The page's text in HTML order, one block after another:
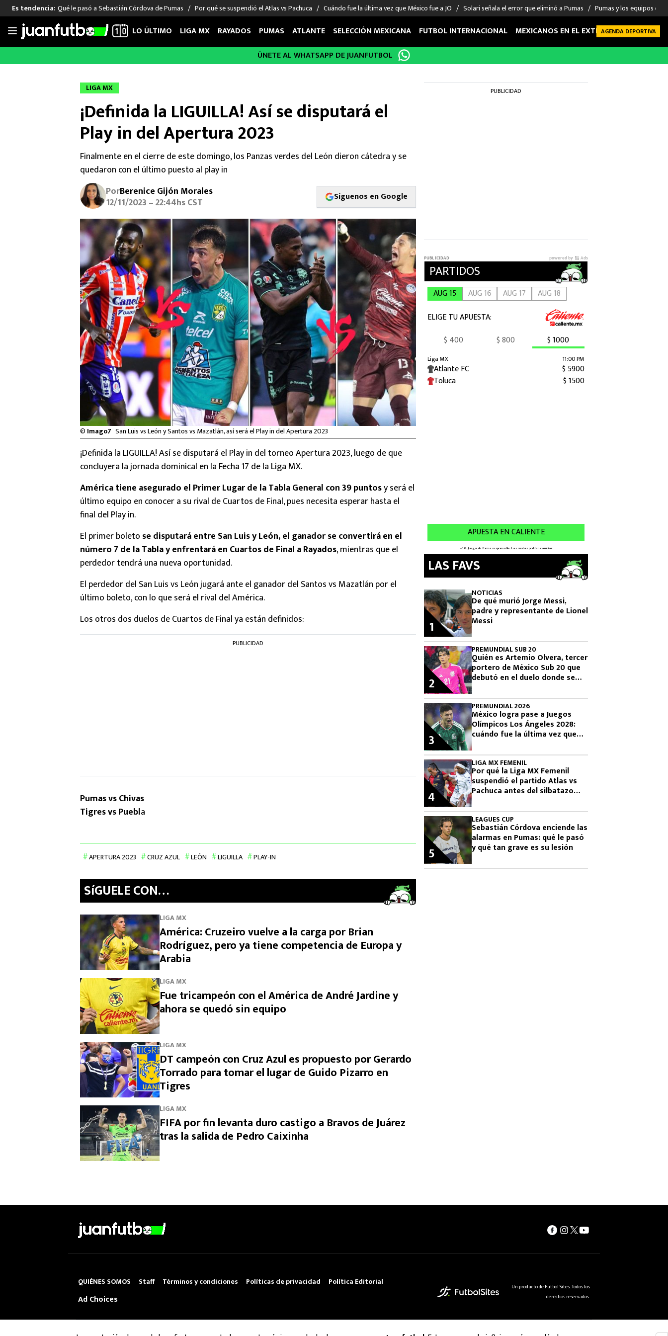
Saltar
Es tendencia: Qué le pasó a Sebastián Córdova de Pumas Por qué se suspendió el Atlas vs Pachuca Cuándo fue la última vez que México fue a JO Solari señala el error que eliminó a Pumas Pumas y los equipos
LIGA MX
Chivas de Guadalajara
Liga MX Femenil
FUT INTERNACIONAL
Las Noticias
Selección Mexicana
Champions League
Europa League
Real Madrid
Barcelona
MEXICANOS EN EL EXTRANJERO
Memo Ochoa
Edson Álvarez
Santiago Giménez
Rodrigo Huescas
FIGURAS
Sergio Ramos
Giorgos Giakoumakis
DEPORTES
Más deportes
LO ÚLTIMO LIGA MX RAYADOS PUMAS ATLANTE SELECCIÓN MEXICANA FUTBOL INTERNACIONAL MEXICANOS EN EL EXTRANJERO FUTBOL
AGENDA DEPORTIVA
ÚNETE AL WHATSAPP DE JUANFUTBOL
LIGA MX
¡Definida la LIGUILLA! Así se disputará el
Play in del Apertura 2023
Finalmente en el cierre de este domingo, los Panzas verdes del León dieron cátedra y se
quedaron con el último puesto al play in
PorBerenice Gijón Morales
12/11/2023 – 22:44hs CST Síguenos en Google
© Imago7 San Luis vs León y Santos vs Mazatlán, así será el Play in del Apertura 2023
¡Definida la LIGUILLA! Así se disputará el Play in del torneo Apertura 2023, luego de que
concluyera la jornada dominical en la Fecha 17 de la Liga MX.
América tiene asegurado el Primer Lugar de la Tabla General con 39 puntosy será el
último equipo en conocer a su rival de Cuartos de Final, pues necesita esperar hasta el
final del Play in.
El primer boleto se disputará entre San Luis y León, el ganador se convertirá en el
número 7 de la Tabla y enfrentará en Cuartos de Final a Rayados, mientras que el
perdedor tendrá una nueva oportunidad.
El perdedor del San Luis vs León jugará ante el ganador del Santos vs Mazatlán por el
último boleto, con lo que será el rival del América.
Los otros dos duelos de Cuartos de Final ya están definidos:
PUBLICIDAD
Pumas vs Chivas
Tigres vs Puebla
APERTURA 2023 CRUZ AZUL LEÓN LIGUILLA PLAY-IN
SíGUELE CON…
LIGA MX
América: Cruzeiro vuelve a la carga por Brian
Rodríguez, pero ya tiene competencia de Europa y
Arabia
LIGA MX
Fue tricampeón con el América de André Jardine y
ahora se quedó sin equipo
LIGA MX
DT campeón con Cruz Azul es propuesto por Gerardo
Torrado para tomar el lugar de Guido Pizarro en
Tigres
LIGA MX
FIFA por fin levanta duro castigo a Bravos de Juárez
tras la salida de Pedro Caixinha
PUBLICIDAD
LAS FAVS
NOTICIAS
De qué murió Jorge Messi,
padre y representante de Lionel
Messi
1
PREMUNDIAL SUB 20
Quién es Artemio Olvera, tercer
portero de México Sub 20 que
debutó en el duelo donde se
2
PREMUNDIAL 2026
México logra pase a Juegos
Olímpicos Los Ángeles 2028:
cuándo fue la última vez que
3
LIGA MX FEMENIL
Por qué la Liga MX Femenil
suspendió el partido Atlas vs
Pachuca antes del silbatazo
4
LEAGUES CUP
Sebastián Córdova enciende las
alarmas en Pumas: qué le pasó
y qué tan grave es su lesión
5
QUIÉNES SOMOS Staff Términos y condiciones Políticas de privacidad Política Editorial
Ad Choices
Un producto de Futbol Sites. Todos los
derechos reservados.